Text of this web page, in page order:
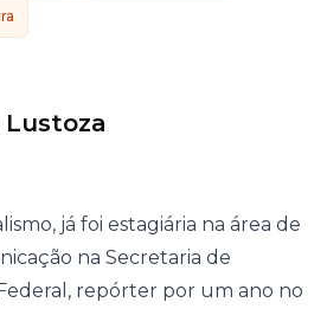
Lustoza
já foi estagiária na área de
na Secretaria de
repórter por um ano no